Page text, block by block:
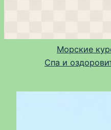
Морские
Спа и